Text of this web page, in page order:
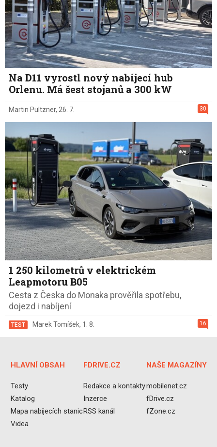
Na D11 vyrostl nový nabíjecí hub
Orlenu. Má šest stojanů a 300 kW
30
Martin Pultzner, 26. 7.
1 250 kilometrů v elektrickém
Leapmotoru B05
Cesta z Česka do Monaka prověřila spotřebu,
dojezd i nabíjení
16
TEST Marek Tomíšek, 1. 8.
HLAVNÍ OBSAH
Testy
Katalog
Mapa nabíjecích stanic
Videa
FDRIVE.CZ
Redakce a kontakty
Inzerce
RSS kanál
NAŠE MAGAZÍNY
mobilenet.cz
fDrive.cz
fZone.cz